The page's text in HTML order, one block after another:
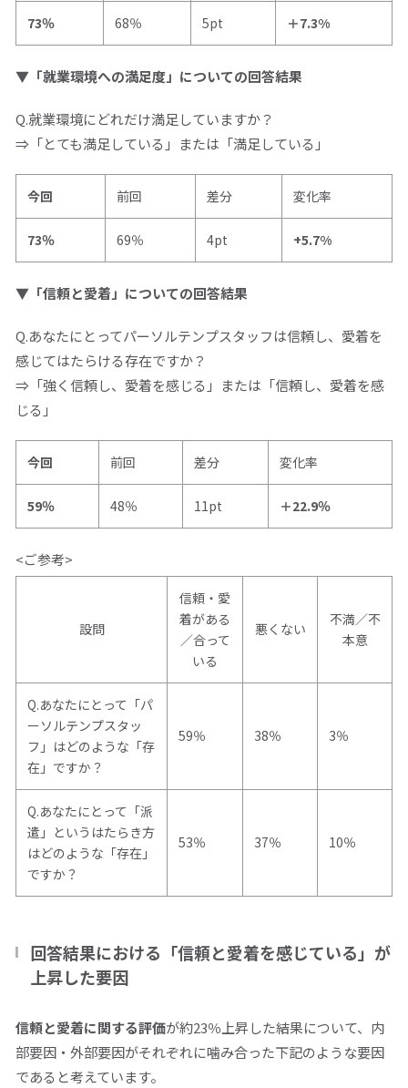
73％ 68％ 5pt ＋7.3%
▼「就業環境への満足度」についての回答結果
Q.就業環境にどれだけ満足していますか？
⇒「とても満足している」または「満足している」
今回 前回 差分 変化率
73％ 69％ 4pt +5.7%
▼「信頼と愛着」についての回答結果
Q.あなたにとってパーソルテンプスタッフは信頼し、愛着を
感じてはたらける存在ですか？
⇒「強く信頼し、愛着を感じる」または「信頼し、愛着を感
じる」
今回 前回 差分 変化率
59％ 48％ 11pt ＋22.9％
<ご参考>
設問
信頼・愛
着がある
／合って
いる
悪くない
不満／不
本意
Q.あなたにとって「パ
ーソルテンプスタッ
フ」はどのような「存
在」ですか？
59％ 38％ 3％
Q.あなたにとって「派
遣」というはたらき方
はどのような「存在」
ですか？
53％ 37％ 10％
回答結果における「信頼と愛着を感じている」が
上昇した要因
信頼と愛着に関する評価が約23％上昇した結果について、内
部要因・外部要因がそれぞれに噛み合った下記のような要因
であると考えています。